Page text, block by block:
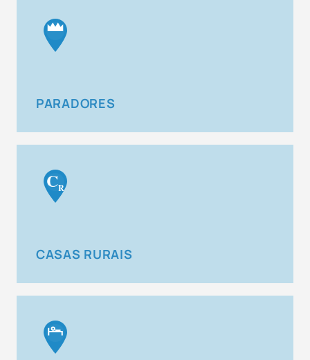
PARADORES
CR
CASAS RURAIS